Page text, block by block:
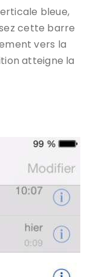
bleue,
cette barre
vers la
atteigne la